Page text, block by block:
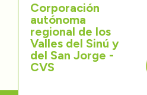
Trámites y Servicios
Contáctenos
Corporación
autónoma
regional de los
Valles del Sinú y
del San Jorge -
CVS